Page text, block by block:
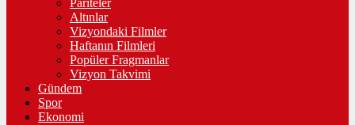
Pariteler
Altınlar
Vizyondaki Filmler
Haftanın Filmleri
Popüler Fragmanlar
Vizyon Takvimi
Gündem
Spor
Ekonomi